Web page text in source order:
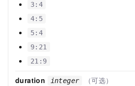
3:4
4:5
5:4
9:21
21:9
duration integer
（可选）